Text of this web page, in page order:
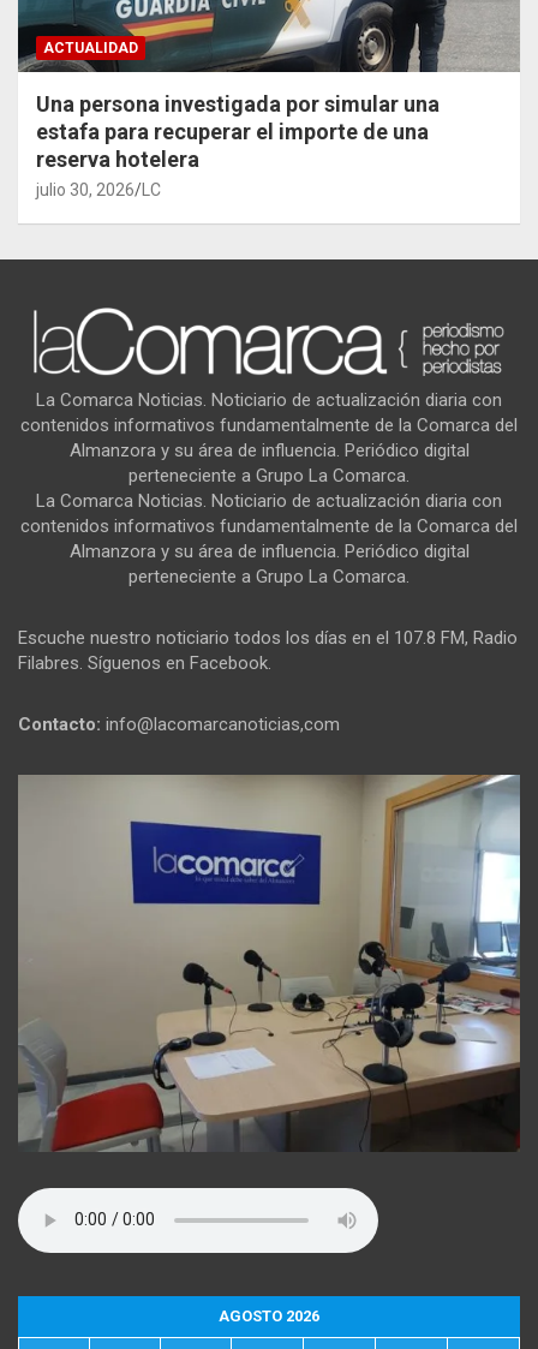
ACTUALIDAD
Una persona investigada por simular una
estafa para recuperar el importe de una
reserva hotelera
julio 30, 2026 LC
La Comarca Noticias. Noticiario de actualización diaria con
contenidos informativos fundamentalmente de la Comarca del
Almanzora y su área de influencia. Periódico digital
perteneciente a Grupo La Comarca.
La Comarca Noticias. Noticiario de actualización diaria con
contenidos informativos fundamentalmente de la Comarca del
Almanzora y su área de influencia. Periódico digital
perteneciente a Grupo La Comarca.
Escuche nuestro noticiario todos los días en el 107.8 FM, Radio
Filabres. Síguenos en Facebook.
Contacto: info@lacomarcanoticias,com
AGOSTO 2026